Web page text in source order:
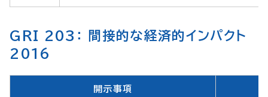
GRI 203： 間接的な経済的インパクト
2016
開示事項